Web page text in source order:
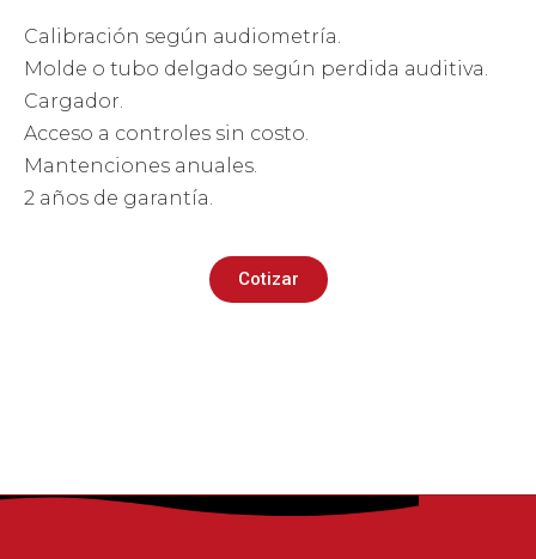
Calibración según audiometría.
Molde o tubo delgado según perdida auditiva.
Cargador.
Acceso a controles sin costo.
Mantenciones anuales.
2 años de garantía.
Cotizar